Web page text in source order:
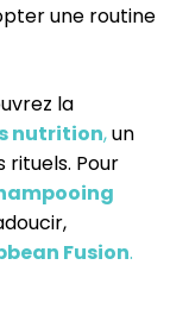
une routine
la
nutrition,un
rituels. Pour
Fusion.